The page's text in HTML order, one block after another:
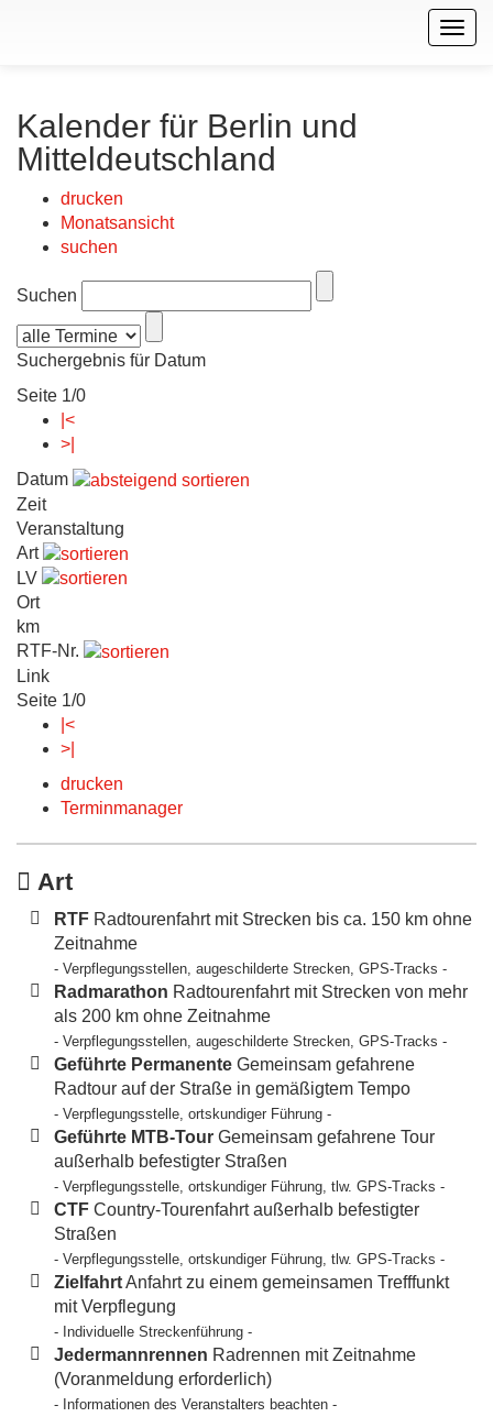
Kalender für Berlin und
Mitteldeutschland
drucken
Monatsansicht
suchen
Suchen
Suchergebnis für Datum
Seite 1/0
|<
>|
Datum
Zeit
Veranstaltung
Art
LV
Ort
km
RTF-Nr.
Link
Seite 1/0
|<
>|
drucken
Terminmanager
Art
RTF Radtourenfahrt mit Strecken bis ca. 150 km ohne
Zeitnahme
- Verpflegungsstellen, augeschilderte Strecken, GPS-Tracks -
Radmarathon Radtourenfahrt mit Strecken von mehr
als 200 km ohne Zeitnahme
- Verpflegungsstellen, augeschilderte Strecken, GPS-Tracks -
Geführte Permanente Gemeinsam gefahrene
Radtour auf der Straße in gemäßigtem Tempo
- Verpflegungsstelle, ortskundiger Führung -
Geführte MTB-Tour Gemeinsam gefahrene Tour
außerhalb befestigter Straßen
- Verpflegungsstelle, ortskundiger Führung, tlw. GPS-Tracks -
CTF Country-Tourenfahrt außerhalb befestigter
Straßen
- Verpflegungsstelle, ortskundiger Führung, tlw. GPS-Tracks -
ZielfahrtAnfahrt zu einem gemeinsamen Trefffunkt
mit Verpflegung
- Individuelle Streckenführung -
Jedermannrennen Radrennen mit Zeitnahme
(Voranmeldung erforderlich)
- Informationen des Veranstalters beachten -